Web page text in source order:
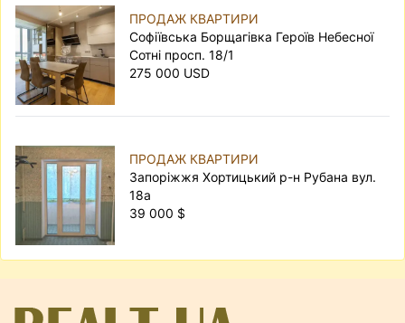
ПРОДАЖ КВАРТИРИ
Софіївська Борщагівка Героїв Небесної
Сотні просп. 18/1
275 000 USD
ПРОДАЖ КВАРТИРИ
Запоріжжя Хортицький р-н Рубана вул.
18а
39 000 $